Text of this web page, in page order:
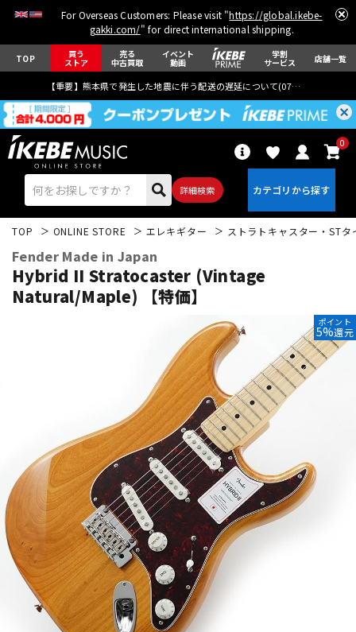
For Overseas Customers: Please visit "https://global.ikebe-
gakki.com/" for direct international shipping.
TOP 買う
ストア
売る
中古買取
イベント
動画
学割
サービス 店舗一覧
【重要】熊本県で発生した地震に伴う配送の遅延について(07月29日
詳細検索
0
アコギ/エレアコ
ウクレレ
ドラム パーカッション
キーボード 電子ピアノ
管楽器
アンプ
TOP ONLINE STORE エレキギター ストラトキャスター・STタ
Fender Made in Japan
Hybrid II Stratocaster (Vintage
Natural/Maple) 【特価】
ポイント
5%還元